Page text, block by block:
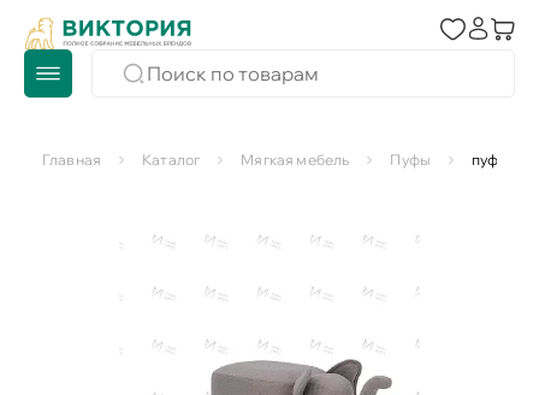
Главная Каталог Мягкая мебель Пуфы пуф